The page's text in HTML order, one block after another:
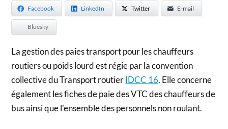
Facebook LinkedIn Twitter E-mail
Bluesky
La gestion des paies transport pour les chauffeurs
routiers ou poids lourd est régie par la convention
collective du Transport routierIDCC 16. Elle concerne
également les fiches de paie des VTC des chauffeurs de
bus ainsi que l’ensemble des personnels non roulant.